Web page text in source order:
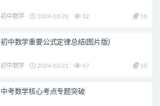
初中数学 2024-03-26 32 10
初中数学重要公式定律总结(图片版)
初中数学 2024-03-21 47 10
中考数学核心考点专题突破